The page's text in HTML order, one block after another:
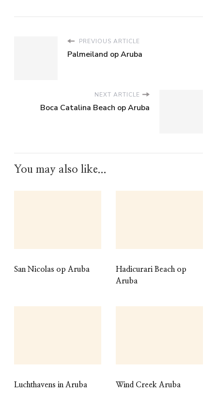
PREVIOUS ARTICLE
Palmeiland op Aruba
NEXT ARTICLE
Boca Catalina Beach op Aruba
You may also like...
San Nicolas op Aruba
Hadicurari Beach op
Aruba
Luchthavens in Aruba Wind Creek Aruba